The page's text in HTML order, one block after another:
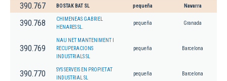
390.767 BOSTAK BAT SL pequeña Navarra
390.768
CHIMENEAS GABRIEL
HENARES SL.
pequeña Granada
390.769
NAU NET MANTENIMENT I
RECUPERACIONS
INDUSTRIALS SL
pequeña Barcelona
390.770
SYS SERVEIS EN PROPIETAT
INDUSTRIAL SL
pequeña Barcelona